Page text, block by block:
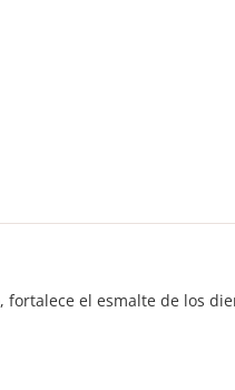
el esmalte de los